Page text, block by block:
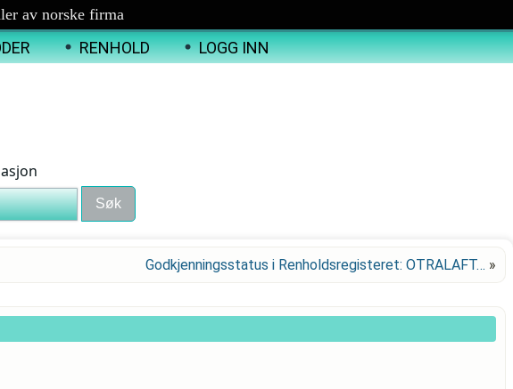
av norske firma
RENHOLD LOGG INN
Godkjenningsstatus i Renholdsregisteret: OTRALAFT… »